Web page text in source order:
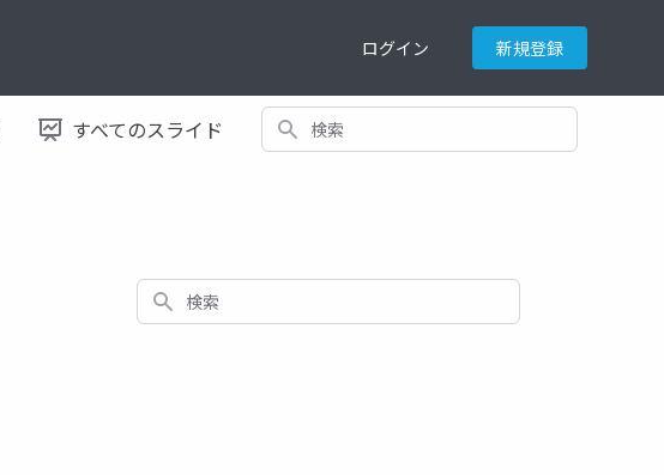
ログイン 新規登録
すべてのスライド 検索
検索